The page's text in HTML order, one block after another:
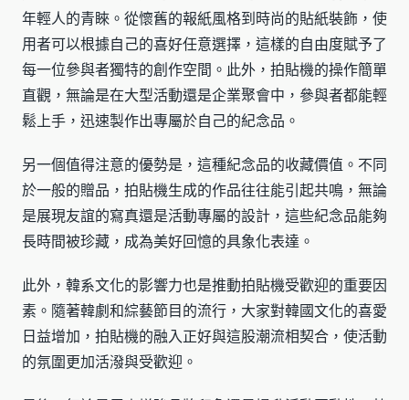
年輕人的青睞。從懷舊的報紙風格到時尚的貼紙裝飾，使
用者可以根據自己的喜好任意選擇，這樣的自由度賦予了
每一位參與者獨特的創作空間。此外，拍貼機的操作簡單
直觀，無論是在大型活動還是企業聚會中，參與者都能輕
鬆上手，迅速製作出專屬於自己的紀念品。
另一個值得注意的優勢是，這種紀念品的收藏價值。不同
於一般的贈品，拍貼機生成的作品往往能引起共鳴，無論
是展現友誼的寫真還是活動專屬的設計，這些紀念品能夠
長時間被珍藏，成為美好回憶的具象化表達。
此外，韓系文化的影響力也是推動拍貼機受歡迎的重要因
素。隨著韓劇和綜藝節目的流行，大家對韓國文化的喜愛
日益增加，拍貼機的融入正好與這股潮流相契合，使活動
的氛圍更加活潑與受歡迎。